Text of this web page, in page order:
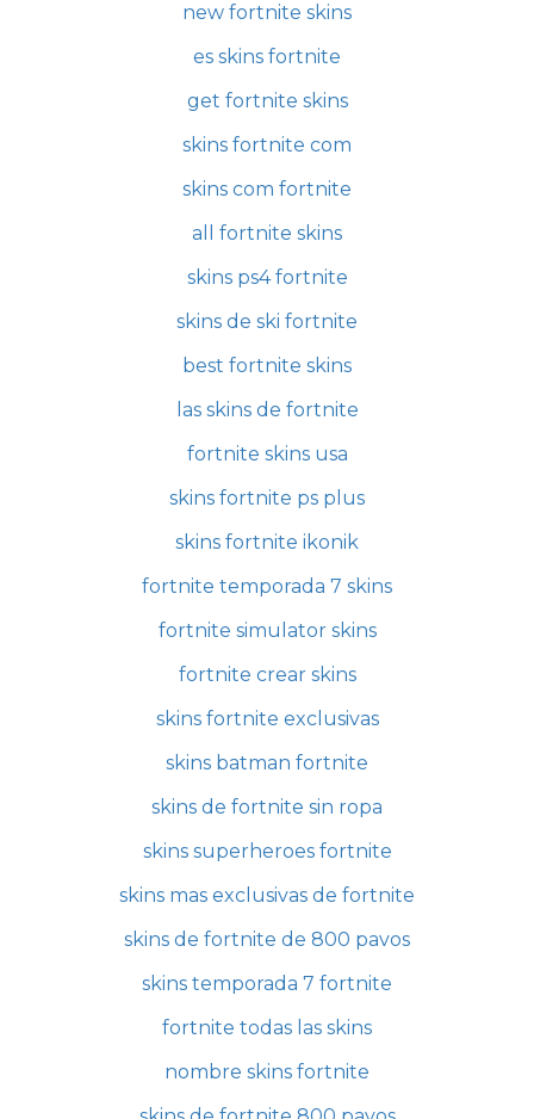
new fortnite skins
es skins fortnite
get fortnite skins
skins fortnite com
skins com fortnite
all fortnite skins
skins ps4 fortnite
skins de ski fortnite
best fortnite skins
las skins de fortnite
fortnite skins usa
skins fortnite ps plus
skins fortnite ikonik
fortnite temporada 7 skins
fortnite simulator skins
fortnite crear skins
skins fortnite exclusivas
skins batman fortnite
skins de fortnite sin ropa
skins superheroes fortnite
skins mas exclusivas de fortnite
skins de fortnite de 800 pavos
skins temporada 7 fortnite
fortnite todas las skins
nombre skins fortnite